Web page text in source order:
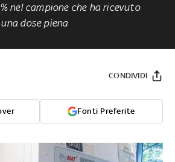
nel campione che ha ricevuto
dose piena
Fonti Preferite
CONDIVIDI